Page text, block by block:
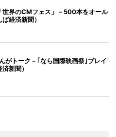
世界のCMフェス」－500本をオール
経済新聞）
がトーク－｢なら国際映画祭｣プレイ
新聞）